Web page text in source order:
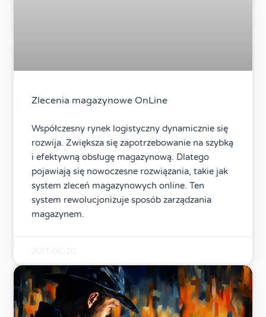
Zlecenia magazynowe OnLine
Współczesny rynek logistyczny dynamicznie się
rozwija. Zwiększa się zapotrzebowanie na szybką
i efektywną obsługę magazynową. Dlatego
pojawiają się nowoczesne rozwiązania, takie jak
system zleceń magazynowych online. Ten
system rewolucjonizuje sposób zarządzania
magazynem.